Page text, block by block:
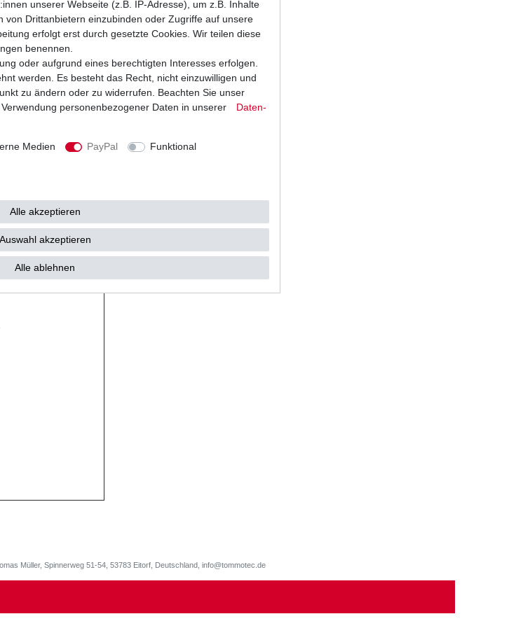
Müller, Spinnerweg 51-54, 53783 Eitorf, Deutschland, info@tommotec.de
unserer Webseite (z.B. IP-Adresse), um z.B. Inhalte
von Drittanbietern einzubinden oder Zugriffe auf unsere
erfolgt erst durch gesetzte Cookies. Wir teilen diese
benennen.
oder aufgrund eines berechtigten Interesses erfolgen.
werden. Es besteht das Recht, nicht einzuwilligen und
zu ändern oder zu widerrufen. Beachten Sie unser
personenbezogener Daten in unserer
Daten­
Medien PayPal
Funktional
Alle akzeptieren
Auswahl akzeptieren
Alle ablehnen